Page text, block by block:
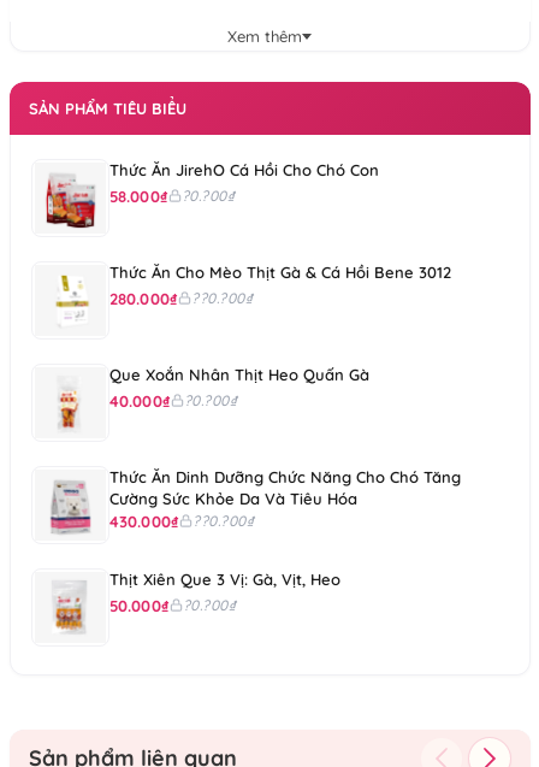
ME (kcal/kg)
Xem thêm
SẢN PHẨM TIÊU BIỂU
Thức Ăn JirehO Cá Hồi Cho Chó Con
58.000₫
?0.?00₫
Thức Ăn Cho Mèo Thịt Gà & Cá Hồi Bene 3012
280.000₫
??0.?00₫
Que Xoắn Nhân Thịt Heo Quấn Gà
40.000₫
?0.?00₫
Thức Ăn Dinh Dưỡng Chức Năng Cho Chó Tăng
Cường Sức Khỏe Da Và Tiêu Hóa
430.000₫
??0.?00₫
Thịt Xiên Que 3 Vị: Gà, Vịt, Heo
50.000₫
?0.?00₫
Sản phẩm liên quan